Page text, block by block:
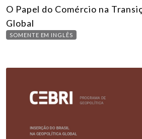
O Papel do Comércio na
Global
SOMENTE EM INGLÊS